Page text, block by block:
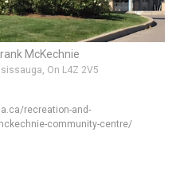
McKechnie
On L4Z 2V5
recreation-and-
community-centre/